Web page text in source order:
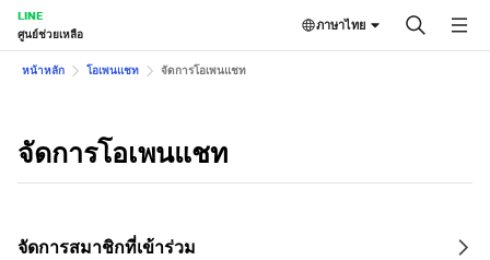
LINE
ศูนย์ช่วยเหลือ
ภาษาไทย
หน้าหลัก โอเพนแชท จัดการโอเพนแชท
จัดการโอเพนแชท
จัดการสมาชิกที่เข้าร่วม